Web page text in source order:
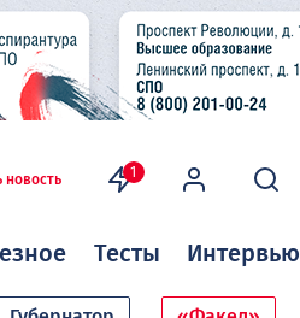
новость 1
Тесты Интервью